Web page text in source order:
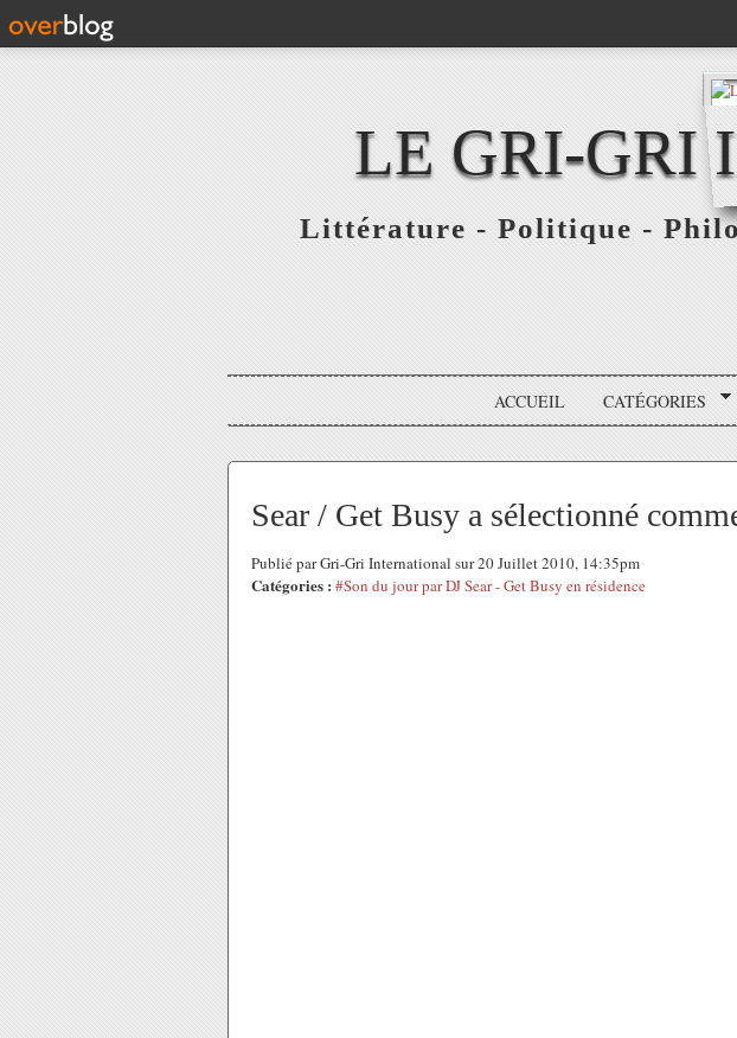
LE GRI-GRI
Littérature - Politique -
ACCUEIL CATÉGORIES
Sear / Get Busy a sélectionné
Publié par Gri-Gri International sur 20 Juillet 2010, 14:35pm
Catégories : #Son du jour par DJ Sear - Get Busy en résidence